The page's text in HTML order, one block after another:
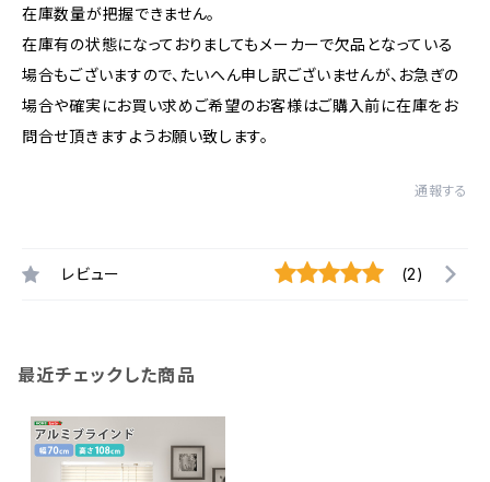
在庫数量が把握できません。
在庫有の状態になっておりましてもメーカーで欠品となっている
場合もございますので、たいへん申し訳ございませんが、お急ぎの
場合や確実にお買い求めご希望のお客様はご購入前に在庫をお
問合せ頂きますようお願い致します。
通報する
レビュー (2)
最近チェックした商品